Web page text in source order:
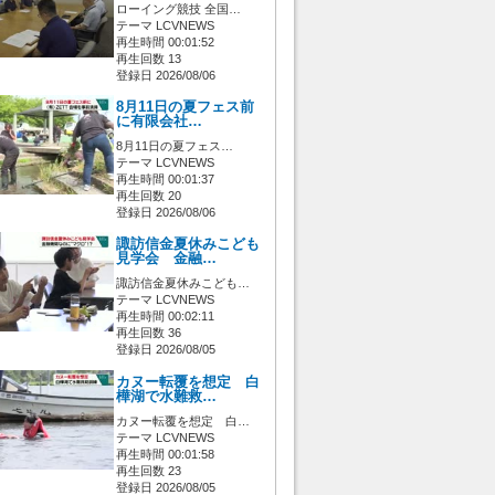
ローイング競技 全国…
テーマ LCVNEWS
再生時間 00:01:52
再生回数 13
登録日 2026/08/06
8月11日の夏フェス前
に有限会社…
8月11日の夏フェス…
テーマ LCVNEWS
再生時間 00:01:37
再生回数 20
登録日 2026/08/06
諏訪信金夏休みこども
見学会 金融…
諏訪信金夏休みこども…
テーマ LCVNEWS
再生時間 00:02:11
再生回数 36
登録日 2026/08/05
カヌー転覆を想定 白
樺湖で水難救…
カヌー転覆を想定 白…
テーマ LCVNEWS
再生時間 00:01:58
再生回数 23
登録日 2026/08/05